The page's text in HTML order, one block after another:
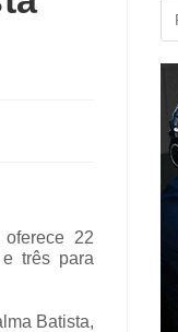
22
três para
Batista,